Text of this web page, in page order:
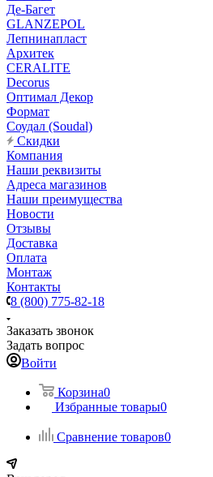
Де-Багет
GLANZEPOL
Лепнинапласт
Архитек
CERALITE
Decorus
Оптимал Декор
Формат
Соудал (Soudal)
Скидки
Компания
Наши реквизиты
Адреса магазинов
Наши преимущества
Новости
Отзывы
Доставка
Оплата
Монтаж
Контакты
8 (800) 775-82-18
Заказать звонок
Задать вопрос
Войти
Корзина0
Избранные товары0
Сравнение товаров0